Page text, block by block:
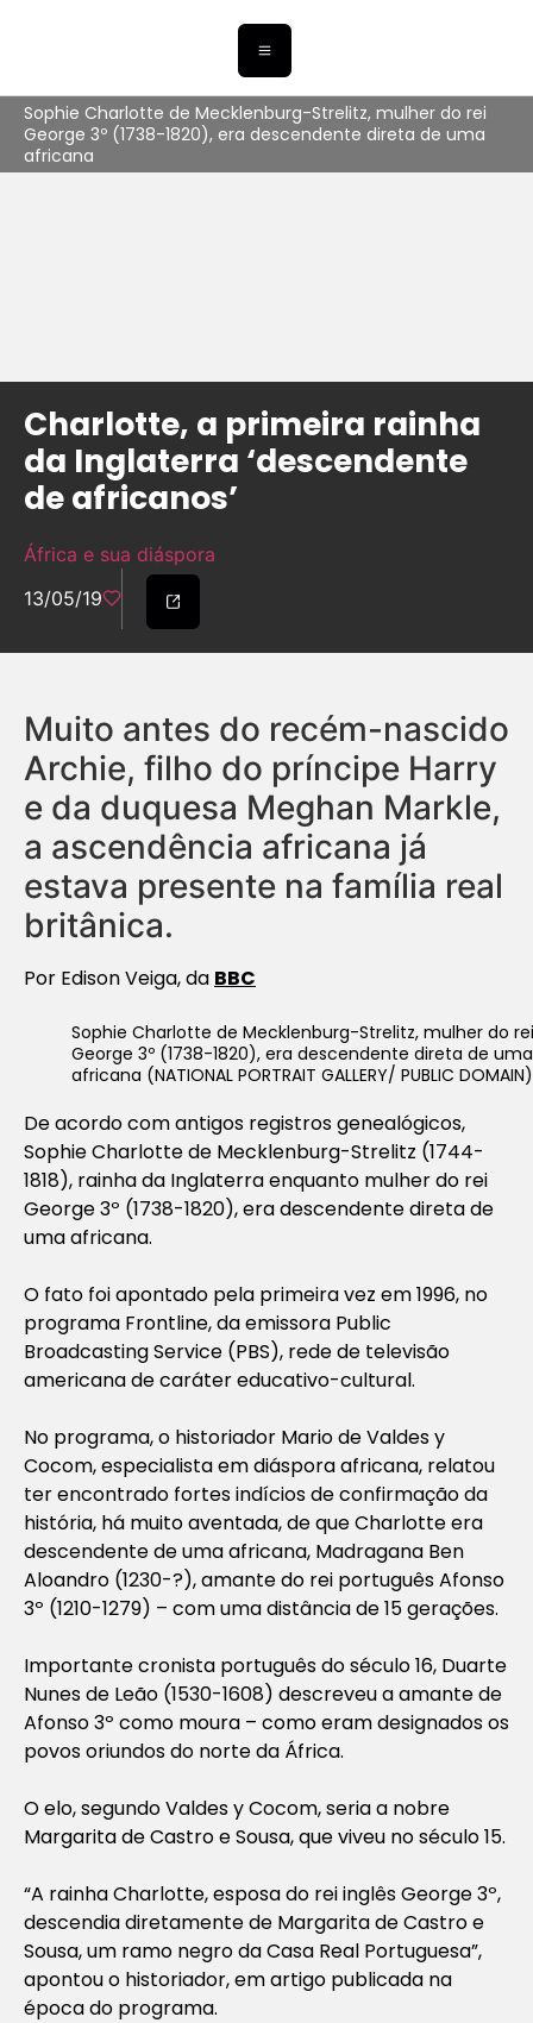
Sophie Charlotte de Mecklenburg-Strelitz, mulher do rei
George 3º (1738-1820), era descendente direta de uma
africana
Charlotte, a primeira rainha
da Inglaterra ‘descendente
de africanos’
África e sua diáspora
13/05/19
Muito antes do recém-nascido
Archie, filho do príncipe Harry
e da duquesa Meghan Markle,
a ascendência africana já
estava presente na família real
britânica.
Por Edison Veiga, da BBC
Sophie Charlotte de Mecklenburg-Strelitz, mulher do rei
George 3º (1738-1820), era descendente direta de uma
africana (NATIONAL PORTRAIT GALLERY/ PUBLIC DOMAIN)
De acordo com antigos registros genealógicos,
Sophie Charlotte de Mecklenburg-Strelitz (1744-
1818), rainha da Inglaterra enquanto mulher do rei
George 3º (1738-1820), era descendente direta de
uma africana.
O fato foi apontado pela primeira vez em 1996, no
programa Frontline, da emissora Public
Broadcasting Service (PBS), rede de televisão
americana de caráter educativo-cultural.
No programa, o historiador Mario de Valdes y
Cocom, especialista em diáspora africana, relatou
ter encontrado fortes indícios de confirmação da
história, há muito aventada, de que Charlotte era
descendente de uma africana, Madragana Ben
Aloandro (1230-?), amante do rei português Afonso
3º (1210-1279) – com uma distância de 15 gerações.
Importante cronista português do século 16, Duarte
Nunes de Leão (1530-1608) descreveu a amante de
Afonso 3º como moura – como eram designados os
povos oriundos do norte da África.
O elo, segundo Valdes y Cocom, seria a nobre
Margarita de Castro e Sousa, que viveu no século 15.
“A rainha Charlotte, esposa do rei inglês George 3º,
descendia diretamente de Margarita de Castro e
Sousa, um ramo negro da Casa Real Portuguesa”,
apontou o historiador, em artigo publicada na
época do programa.